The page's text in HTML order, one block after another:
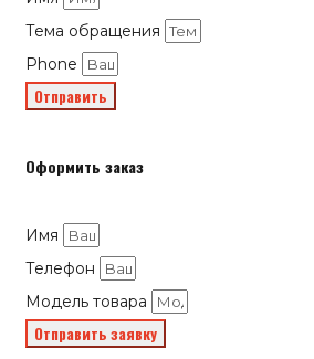
Тема обращения
Phone
Отправить
Оформить заказ
Имя
Телефон
Модель товара
Отправить заявку